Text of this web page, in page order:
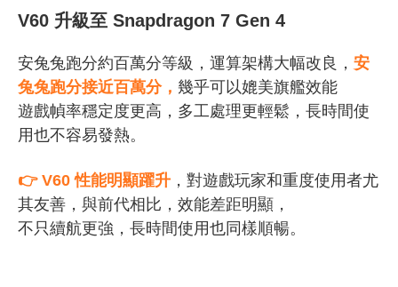
V60 升級至 Snapdragon 7 Gen 4
安兔兔跑分約百萬分等級，運算架構大幅改良， 安
兔兔跑分接近百萬分， 幾乎可以媲美旗艦效能
遊戲幀率穩定度更高，多工處理更輕鬆，長時間使
用也不容易發熱。
👉V60性能明顯躍升 ，對遊戲玩家和重度使用者尤
其友善，與前代相比，效能差距明顯，
不只續航更強，長時間使用也同樣順暢。